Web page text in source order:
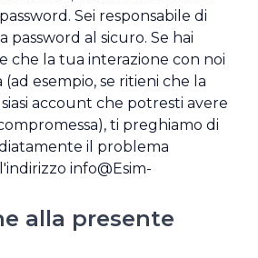
Sei responsabile di
al sicuro. Se hai
che la tua interazione con noi
(ad esempio, se ritieni che la
account che potresti avere
ti preghiamo di
il problema
info@Esim-
alla presente